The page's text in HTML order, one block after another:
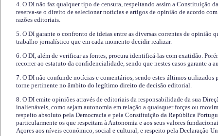
4. O DI não faz qualquer tipo de censura, respeitando assim a Constituição
reserva-se o direito de selecionar notícias e artigos de opinião de acordo
razões editoriais.
5. O DI garante o confronto de ideias entre as diversas correntes de opinião
trabalho jornalístico que em cada momento decidir realizar.
6. O DI, além de verificar as fontes, procura identificá-las com exatidão.
recorrer ao estatuto da confidencialidade, sendo que nestes casos garante a
7. O DI não confunde notícias e comentários, sendo estes últimos utilizados
torne pertinente no âmbito do legítimo direito de decisão editorial.
8. O DI emite opiniões através de editoriais da responsabilidade da sua
inalienáveis, como sejam autonomia em relação a quaisquer forças ou
respeito absoluto pela Democracia e pela Constituição da República
particularmente os que respeitam à Autonomia e aos seus valores
Açores aos níveis económico, social e cultural, e respeito pela Declaração